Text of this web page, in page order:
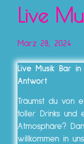
Live
März 28, 2024
Live Musik Bar
Antwort
Träumst du von
toller Drinks und
Atmosphäre?
willkommen in